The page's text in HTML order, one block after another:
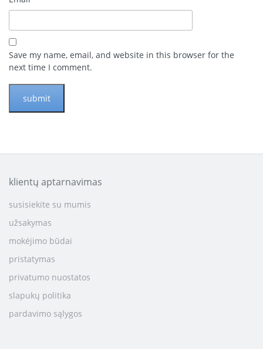
Save my name, email, and website in this browser for the
next time I comment.
klientų aptarnavimas
susisiekite su mumis
užsakymas
mokėjimo būdai
pristatymas
privatumo nuostatos
slapukų politika
pardavimo sąlygos